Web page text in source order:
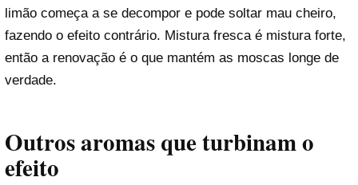
limão começa a se decompor e pode soltar mau cheiro,
fazendo o efeito contrário. Mistura fresca é mistura forte,
então a renovação é o que mantém as moscas longe de
verdade.
Outros aromas que turbinam o
efeito